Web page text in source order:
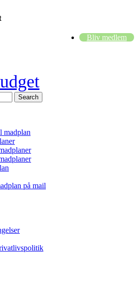
Bliv medlem
madplan
på mail